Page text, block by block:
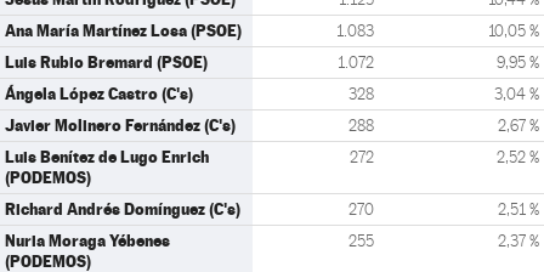
Ana María Martínez Losa (PSOE) 1.083 10,05 %
Luis Rubio Bremard (PSOE) 1.072 9,95 %
Ángela López Castro (C's) 328 3,04 %
Javier Molinero Fernández (C's) 288 2,67 %
Luis Benítez de Lugo Enrich
(PODEMOS)
272 2,52 %
Richard Andrés Domínguez (C's) 270 2,51 %
Nuria Moraga Yébenes
(PODEMOS)
255 2,37 %